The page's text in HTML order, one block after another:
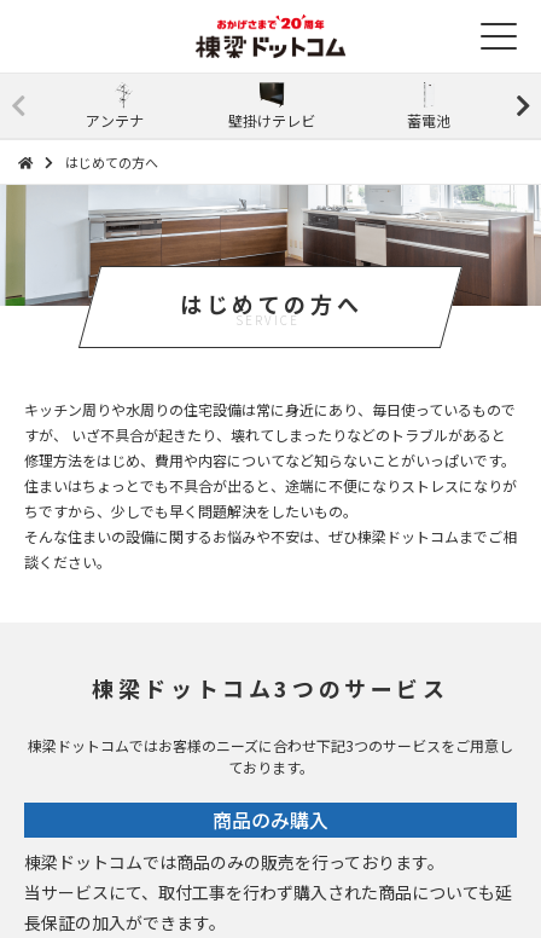
アンテナ 壁掛けテレビ 蓄電池
はじめての方へ
はじめての方へ
SERVICE
キッチン周りや水周りの住宅設備は常に身近にあり、毎日使っているもので
すが、 いざ不具合が起きたり、壊れてしまったりなどのトラブルがあると
修理方法をはじめ、費用や内容についてなど知らないことがいっぱいです。
住まいはちょっとでも不具合が出ると、途端に不便になりストレスになりが
ちですから、少しでも早く問題解決をしたいもの。
そんな住まいの設備に関するお悩みや不安は、ぜひ棟梁ドットコムまでご相
談ください。
棟梁ドットコム3つのサービス
棟梁ドットコムではお客様のニーズに合わせ下記3つのサービスをご用意し
ております。
商品のみ購入
棟梁ドットコムでは商品のみの販売を行っております。
当サービスにて、取付工事を行わず購入された商品についても延
長保証の加入ができます。